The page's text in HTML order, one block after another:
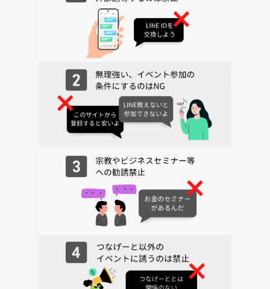
下記の行為はご遠慮ください。
・勧誘・営業・告知・引き抜き・しつこいナンパ・暴言など
・過度なナンパ行為や迷惑行為
・開催内容や風景写真、動画のSNS等への無許可投稿
サークルやイベントの輪を乱す行動をする方、運営側の指示に従ってい
ただけない方や運営側が参加者様としてふさわしくないと判断した方
は、参加をお断りする場合がございます。
新しい週末のスタートを、素敵なカフェで一緒に切りましょう！☕🌞